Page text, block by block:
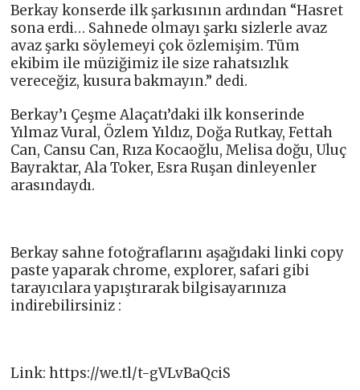
Berkay konserde ilk şarkısının ardından “Hasret
sona erdi… Sahnede olmayı şarkı sizlerle avaz
avaz şarkı söylemeyi çok özlemişim. Tüm
ekibim ile müziğimiz ile size rahatsızlık
vereceğiz, kusura bakmayın.” dedi.
Berkay’ı Çeşme Alaçatı’daki ilk konserinde
Yılmaz Vural, Özlem Yıldız, Doğa Rutkay, Fettah
Can, Cansu Can, Rıza Kocaoğlu, Melisa doğu, Uluç
Bayraktar, Ala Toker, Esra Ruşan dinleyenler
arasındaydı.
Berkay sahne fotoğraflarını aşağıdaki linki copy
paste yaparak chrome, explorer, safari gibi
tarayıcılara yapıştırarak bilgisayarınıza
indirebilirsiniz :
Link: https://we.tl/t-gVLvBaQciS